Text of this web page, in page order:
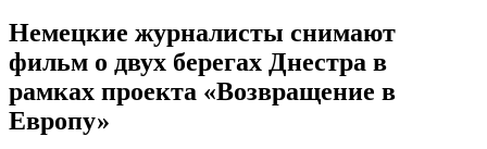
Немецкие журналисты снимают
фильм о двух берегах Днестра в
рамках проекта «Возвращение в
Европу»